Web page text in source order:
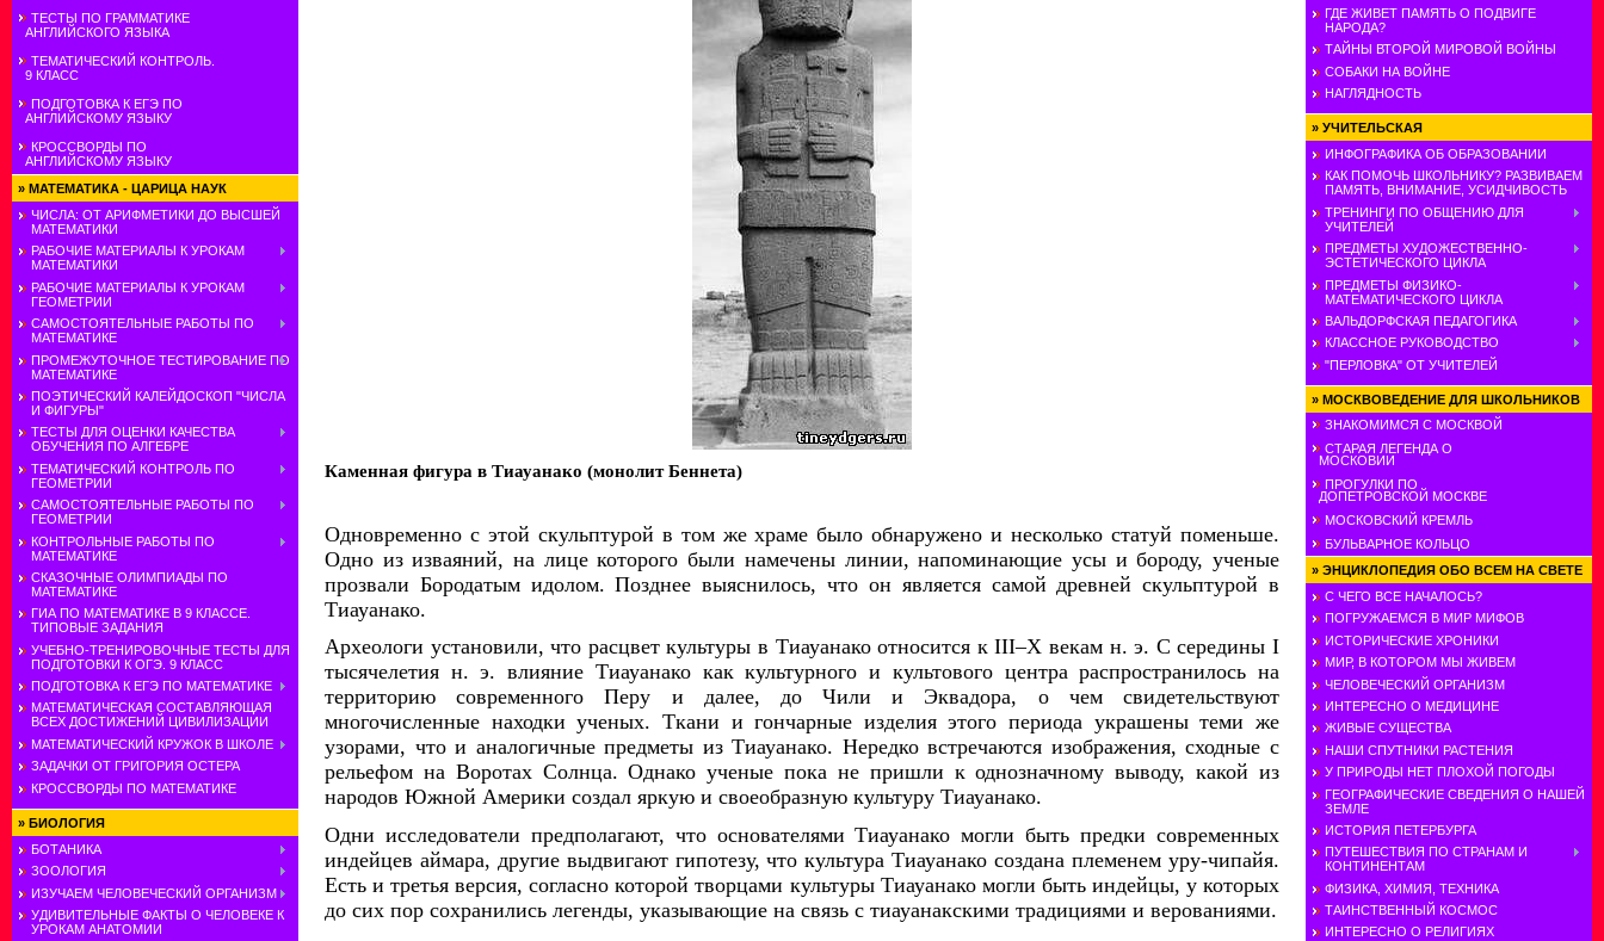
ТЕСТЫ ПО ГРАММАТИКЕ
АНГЛИЙСКОГО ЯЗЫКА
ТЕМАТИЧЕСКИЙ КОНТРОЛЬ.
9 КЛАСС
ПОДГОТОВКА К ЕГЭ ПО
АНГЛИЙСКОМУ ЯЗЫКУ
КРОССВОРДЫ ПО
АНГЛИЙСКОМУ ЯЗЫКУ
» МАТЕМАТИКА - ЦАРИЦА НАУК
ЧИСЛА: ОТ АРИФМЕТИКИ ДО ВЫСШЕЙ
МАТЕМАТИКИ
РАБОЧИЕ МАТЕРИАЛЫ К УРОКАМ
МАТЕМАТИКИ
РАБОЧИЕ МАТЕРИАЛЫ К УРОКАМ
ГЕОМЕТРИИ
САМОСТОЯТЕЛЬНЫЕ РАБОТЫ ПО
МАТЕМАТИКЕ
ПРОМЕЖУТОЧНОЕ ТЕСТИРОВАНИЕ ПО
МАТЕМАТИКЕ
ПОЭТИЧЕСКИЙ КАЛЕЙДОСКОП "ЧИСЛА
И ФИГУРЫ"
ТЕСТЫ ДЛЯ ОЦЕНКИ КАЧЕСТВА
ОБУЧЕНИЯ ПО АЛГЕБРЕ
ТЕМАТИЧЕСКИЙ КОНТРОЛЬ ПО
ГЕОМЕТРИИ
САМОСТОЯТЕЛЬНЫЕ РАБОТЫ ПО
ГЕОМЕТРИИ
КОНТРОЛЬНЫЕ РАБОТЫ ПО
МАТЕМАТИКЕ
СКАЗОЧНЫЕ ОЛИМПИАДЫ ПО
МАТЕМАТИКЕ
ГИА ПО МАТЕМАТИКЕ В 9 КЛАССЕ.
ТИПОВЫЕ ЗАДАНИЯ
УЧЕБНО-ТРЕНИРОВОЧНЫЕ ТЕСТЫ ДЛЯ
ПОДГОТОВКИ К ОГЭ. 9 КЛАСС
ПОДГОТОВКА К ЕГЭ ПО МАТЕМАТИКЕ
МАТЕМАТИЧЕСКАЯ СОСТАВЛЯЮЩАЯ
ВСЕХ ДОСТИЖЕНИЙ ЦИВИЛИЗАЦИИ
МАТЕМАТИЧЕСКИЙ КРУЖОК В ШКОЛЕ
ЗАДАЧКИ ОТ ГРИГОРИЯ ОСТЕРА
КРОССВОРДЫ ПО МАТЕМАТИКЕ
» БИОЛОГИЯ
БОТАНИКА
ЗООЛОГИЯ
ИЗУЧАЕМ ЧЕЛОВЕЧЕСКИЙ ОРГАНИЗМ
УДИВИТЕЛЬНЫЕ ФАКТЫ О ЧЕЛОВЕКЕ К
УРОКАМ АНАТОМИИ
Каменная фигура в Тиауанако (монолит Беннета)
Одновременно с этой скульптурой в том же храме было обнаружено и несколько статуй поменьше.
Одно из изваяний, на лице которого были намечены линии, напоминающие усы и бороду, ученые
прозвали Бородатым идолом. Позднее выяснилось, что он является самой древней скульптурой в
Тиауанако.
Археологи установили, что расцвет культуры в Тиауанако относится к III–X векам н. э. С середины I
тысячелетия н. э. влияние Тиауанако как культурного и культового центра распространилось на
территорию современного Перу и далее, до Чили и Эквадора, о чем свидетельствуют
многочисленные находки ученых. Ткани и гончарные изделия этого периода украшены теми же
узорами, что и аналогичные предметы из Тиауанако. Нередко встречаются изображения, сходные с
рельефом на Воротах Солнца. Однако ученые пока не пришли к однозначному выводу, какой из
народов Южной Америки создал яркую и своеобразную культуру Тиауанако.
Одни исследователи предполагают, что основателями Тиауанако могли быть предки современных
индейцев аймара, другие выдвигают гипотезу, что культура Тиауанако создана племенем уру-чипайя.
Есть и третья версия, согласно которой творцами культуры Тиауанако могли быть индейцы, у которых
до сих пор сохранились легенды, указывающие на связь с тиауанакскими традициями и верованиями.
ГДЕ ЖИВЕТ ПАМЯТЬ О ПОДВИГЕ
НАРОДА?
ТАЙНЫ ВТОРОЙ МИРОВОЙ ВОЙНЫ
СОБАКИ НА ВОЙНЕ
НАГЛЯДНОСТЬ
» УЧИТЕЛЬСКАЯ
ИНФОГРАФИКА ОБ ОБРАЗОВАНИИ
КАК ПОМОЧЬ ШКОЛЬНИКУ? РАЗВИВАЕМ
ПАМЯТЬ, ВНИМАНИЕ, УСИДЧИВОСТЬ
ТРЕНИНГИ ПО ОБЩЕНИЮ ДЛЯ
УЧИТЕЛЕЙ
ПРЕДМЕТЫ ХУДОЖЕСТВЕННО-
ЭСТЕТИЧЕСКОГО ЦИКЛА
ПРЕДМЕТЫ ФИЗИКО-
МАТЕМАТИЧЕСКОГО ЦИКЛА
ВАЛЬДОРФСКАЯ ПЕДАГОГИКА
КЛАССНОЕ РУКОВОДСТВО
"ПЕРЛОВКА" ОТ УЧИТЕЛЕЙ
» МОСКВОВЕДЕНИЕ ДЛЯ ШКОЛЬНИКОВ
ЗНАКОМИМСЯ С МОСКВОЙ
СТАРАЯ ЛЕГЕНДА О
МОСКОВИИ
ПРОГУЛКИ ПО
ДОПЕТРОВСКОЙ МОСКВЕ
МОСКОВСКИЙ КРЕМЛЬ
БУЛЬВАРНОЕ КОЛЬЦО
» ЭНЦИКЛОПЕДИЯ ОБО ВСЕМ НА СВЕТЕ
С ЧЕГО ВСЕ НАЧАЛОСЬ?
ПОГРУЖАЕМСЯ В МИР МИФОВ
ИСТОРИЧЕСКИЕ ХРОНИКИ
МИР, В КОТОРОМ МЫ ЖИВЕМ
ЧЕЛОВЕЧЕСКИЙ ОРГАНИЗМ
ИНТЕРЕСНО О МЕДИЦИНЕ
ЖИВЫЕ СУЩЕСТВА
НАШИ СПУТНИКИ РАСТЕНИЯ
У ПРИРОДЫ НЕТ ПЛОХОЙ ПОГОДЫ
ГЕОГРАФИЧЕСКИЕ СВЕДЕНИЯ О НАШЕЙ
ЗЕМЛЕ
ИСТОРИЯ ПЕТЕРБУРГА
ПУТЕШЕСТВИЯ ПО СТРАНАМ И
КОНТИНЕНТАМ
ФИЗИКА, ХИМИЯ, ТЕХНИКА
ТАИНСТВЕННЫЙ КОСМОС
ИНТЕРЕСНО О РЕЛИГИЯХ